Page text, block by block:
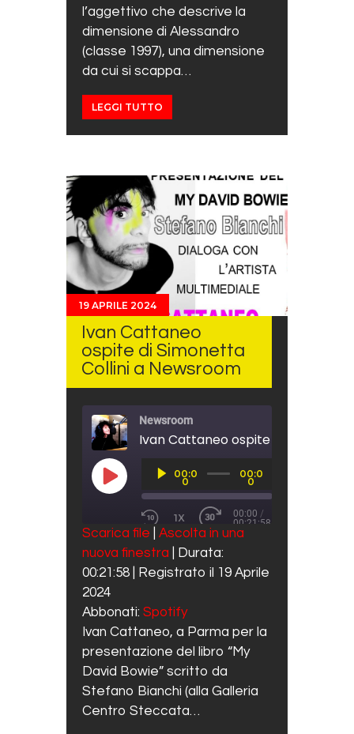
l’aggettivo che descrive la
dimensione di Alessandro
(classe 1997), una dimensione
da cui si scappa…
LEGGI TUTTO
19 APRILE 2024
Ivan Cattaneo
ospite di Simonetta
Collini a Newsroom
Newsroom
PLAY EPISODE
Audio
Player00:0
0
00:0
0
REWIND 10 SECONDS
1X
FAST FORWARD 30
00:00 /
00:21:58
SUBSCRIBE SHARE
Spotify
RSS FEED
SHARE
LINK
EMBED
Scarica file
Ascolta in una
nuova finestra
Durata:
00:21:58
Registrato il 19 Aprile
2024
Abbonati: Spotify
Ivan Cattaneo, a Parma per la
presentazione del libro “My
David Bowie” scritto da
Stefano Bianchi (alla Galleria
Centro Steccata…